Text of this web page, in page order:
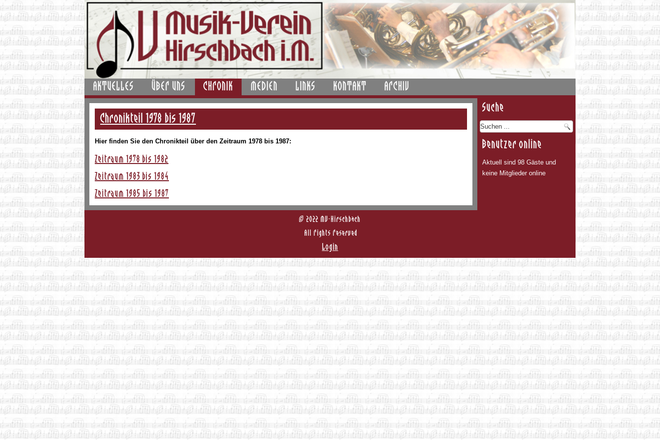
AKTUELLES ÜBER UNS CHRONIK MEDIEN LINKS KONTAKT ARCHIV
Chronikteil 1978 bis 1987
Hier finden Sie den Chronikteil über den Zeitraum 1978 bis 1987:
Zeitraum 1978 bis 1982
Zeitraum 1983 bis 1984
Zeitraum 1985 bis 1987
Suche
Benutzer online
Aktuell sind 98 Gäste und
keine Mitglieder online
© 2022 MV-Hirschbach
All Rights Reserved
Login